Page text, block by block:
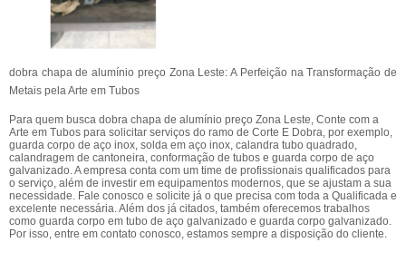
dobra chapa de alumínio preço Zona Leste: A Perfeição na Transformação de
Metais pela Arte em Tubos
Para quem busca dobra chapa de alumínio preço Zona Leste, Conte com a
Arte em Tubos para solicitar serviços do ramo de Corte E Dobra, por exemplo,
guarda corpo de aço inox, solda em aço inox, calandra tubo quadrado,
calandragem de cantoneira, conformação de tubos e guarda corpo de aço
galvanizado. A empresa conta com um time de profissionais qualificados para
o serviço, além de investir em equipamentos modernos, que se ajustam a sua
necessidade. Fale conosco e solicite já o que precisa com toda a Qualificada e
excelente necessária. Além dos já citados, também oferecemos trabalhos
como guarda corpo em tubo de aço galvanizado e guarda corpo galvanizado.
Por isso, entre em contato conosco, estamos sempre a disposição do cliente.